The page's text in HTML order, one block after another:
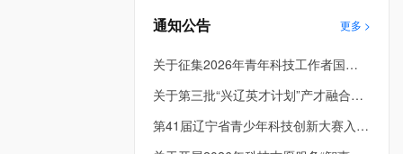
通知公告 更多 >
关于征集2026年青年科技工作者国际和港澳台学术交流资助项目的通知
关于第三批“兴辽英才计划”产才融合平台项目评审结果的公示
第41届辽宁省青少年科技创新大赛入围终评项目公示